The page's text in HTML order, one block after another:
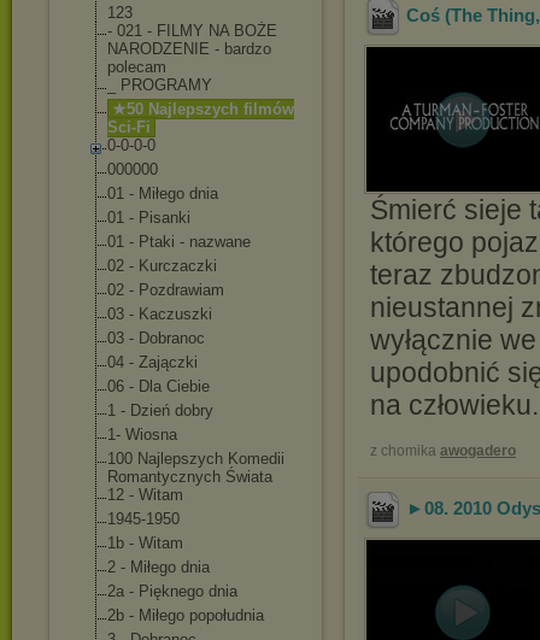
123
- 021 - FILMY NA BOŻE
NARODZENIE - bardzo
polecam
_ PROGRAMY
★50 Najlepszych filmów
Sci-Fi
0-0-0-0
000000
01 - Miłego dnia
01 - Pisanki
01 - Ptaki - nazwane
02 - Kurczaczki
02 - Pozdrawiam
03 - Kaczuszki
03 - Dobranoc
04 - Zajączki
06 - Dla Ciebie
1 - Dzień dobry
1- Wiosna
100 Najlepszych Komedii
Romantycznych Świata
12 - Witam
1945-1950
1b - Witam
2 - Miłego dnia
2a - Pięknego dnia
2b - Miłego popołudnia
Coś (The
Śmierć sieje
którego
teraz
nieustannej
wyłącznie
upodobnić
na człowieku.
z chomika awogadero
►08. 2010